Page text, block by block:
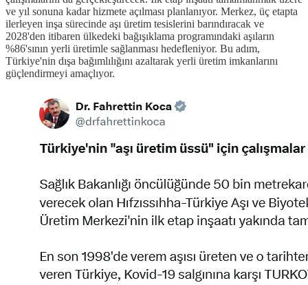
ve yıl sonuna kadar hizmete açılması planlanıyor. Merkez, üç etapta
ilerleyen inşa sürecinde aşı üretim tesislerini barındıracak ve
2028'den itibaren ülkedeki bağışıklama programındaki aşıların
%86'sının yerli üretimle sağlanması hedefleniyor. Bu adım,
Türkiye'nin dışa bağımlılığını azaltarak yerli üretim imkanlarını
güçlendirmeyi amaçlıyor.